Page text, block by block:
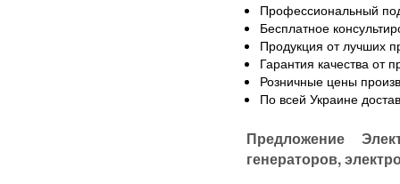
Профессиональный
Бесплатное
Продукция от лучших
Гарантия качества от
Розничные цены
По всей Украине
Предложение
генераторов,